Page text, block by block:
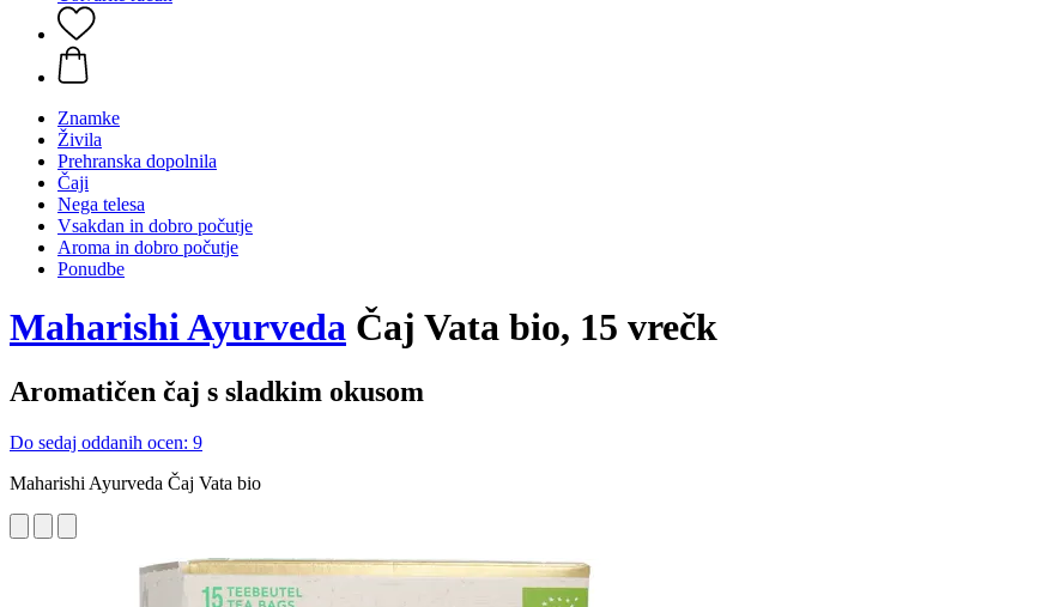
Znamke
Živila
Prehranska dopolnila
Čaji
Nega telesa
Vsakdan in dobro počutje
Aroma in dobro počutje
Ponudbe
Maharishi Ayurveda Čaj Vata bio, 15 vrečk
Aromatičen čaj s sladkim okusom
Do sedaj oddanih ocen: 9
Maharishi Ayurveda Čaj Vata bio